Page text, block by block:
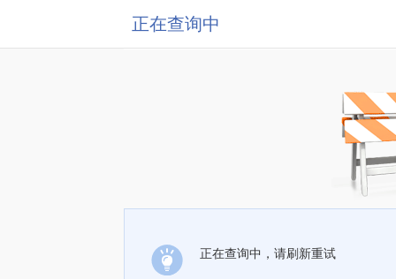
正在查询中
正在查询中，请刷新重试